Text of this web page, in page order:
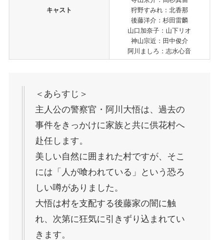
キャスト
狩野すみれ：北香那
後藤洋介：杉田雷麟
山口加奈子：山下リオ
神山宗近：田中俊介
阿川ましろ：志水心音
＜あらすじ＞
主人公の警察官・阿川大悟は、過去の
事件をきっかけに家族と共に供花村へ
赴任します。
美しい自然に囲まれた村ですが、そこ
には「人が喰われている」という恐ろ
しい噂がありました。
大悟は村を支配する後藤家の闇に触
れ、次第に狂気に引きずり込まれてい
きます。